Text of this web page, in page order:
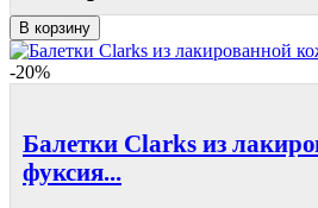
В корзину
-20%
Балетки Clarks из
фуксия...